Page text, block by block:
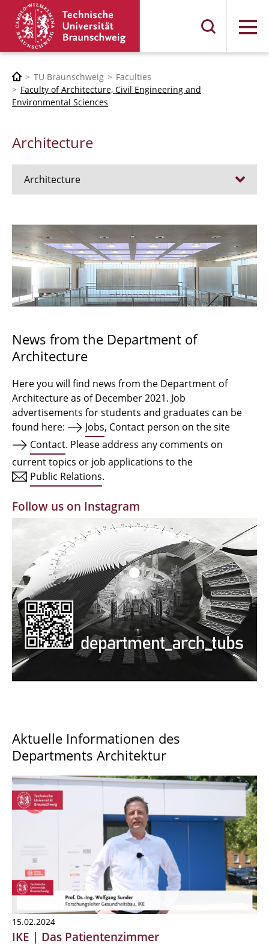
Menu
TU Braunschweig
Faculties
Faculty of Architecture, Civil Engineering and
Environmental Sciences
Architecture
Architecture
Admission procedure 2024
Bachelor Architecture
Bachelor Architecture+
Qualification profile
Semester Programme
Internationales
Facilities
Alumni | cloud club
Documents and Downloads
News from the Department of
Architecture
Here you will find news from the Department of
Architecture as of December 2021. Job
advertisements for students and graduates can be
found here:
Jobs, Contact person on the site
Contact. Please address any comments on
current topics or job applications to the
Public Relations.
Follow us on Instagram
Aktuelle Informationen des
Departments Architektur
15.02.2024
IKE | Das Patientenzimmer